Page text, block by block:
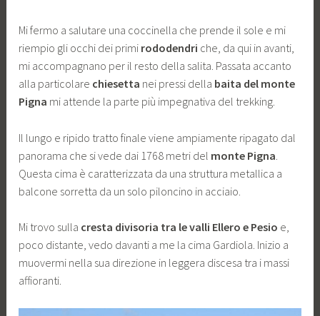
Mi fermo a salutare una coccinella che prende il sole e mi
riempio gli occhi dei primi rododendri che, da qui in avanti,
mi accompagnano per il resto della salita. Passata accanto
alla particolare chiesetta nei pressi della baita del monte
Pigna mi attende la parte più impegnativa del trekking.
Il lungo e ripido tratto finale viene ampiamente ripagato dal
panorama che si vede dai 1768 metri del monte Pigna
Questa cima è caratterizzata da una struttura metallica a
balcone sorretta da un solo piloncino in acciaio.
Mi trovo sulla cresta divisoria tra le valli Ellero e Pesio e,
poco distante, vedo davanti a me la cima Gardiola. Inizio a
muovermi nella sua direzione in leggera discesa tra i massi
affioranti.